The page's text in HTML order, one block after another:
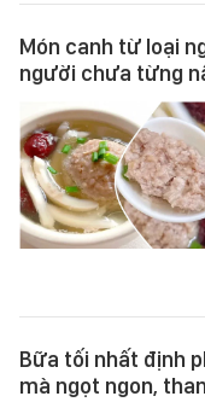
Món canh từ loại
người chưa từng
Bữa tối nhất định
mà ngọt ngon,